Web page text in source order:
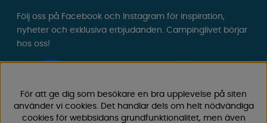
Följ oss på Facebook och Instagram för inspiration,
nyheter och exklusiva erbjudanden. Campinglivet börjar
hos oss!
För att ge dig som besökare en bra upplevelse på siten
använder vi cookies. Det handlar dels om helt nödvändiga
cookies för webbsidans grundfunktionalitet, men även